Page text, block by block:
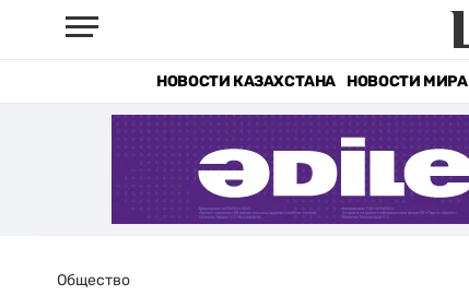
НОВОСТИ КАЗАХСТАНА НОВОСТИ МИРА
Общество